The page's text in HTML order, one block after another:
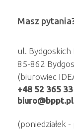
Masz
ul. Bydgoskich
85-862
(biurowiec
+48 52 365
biuro@bppt.pl
(poniedziałek